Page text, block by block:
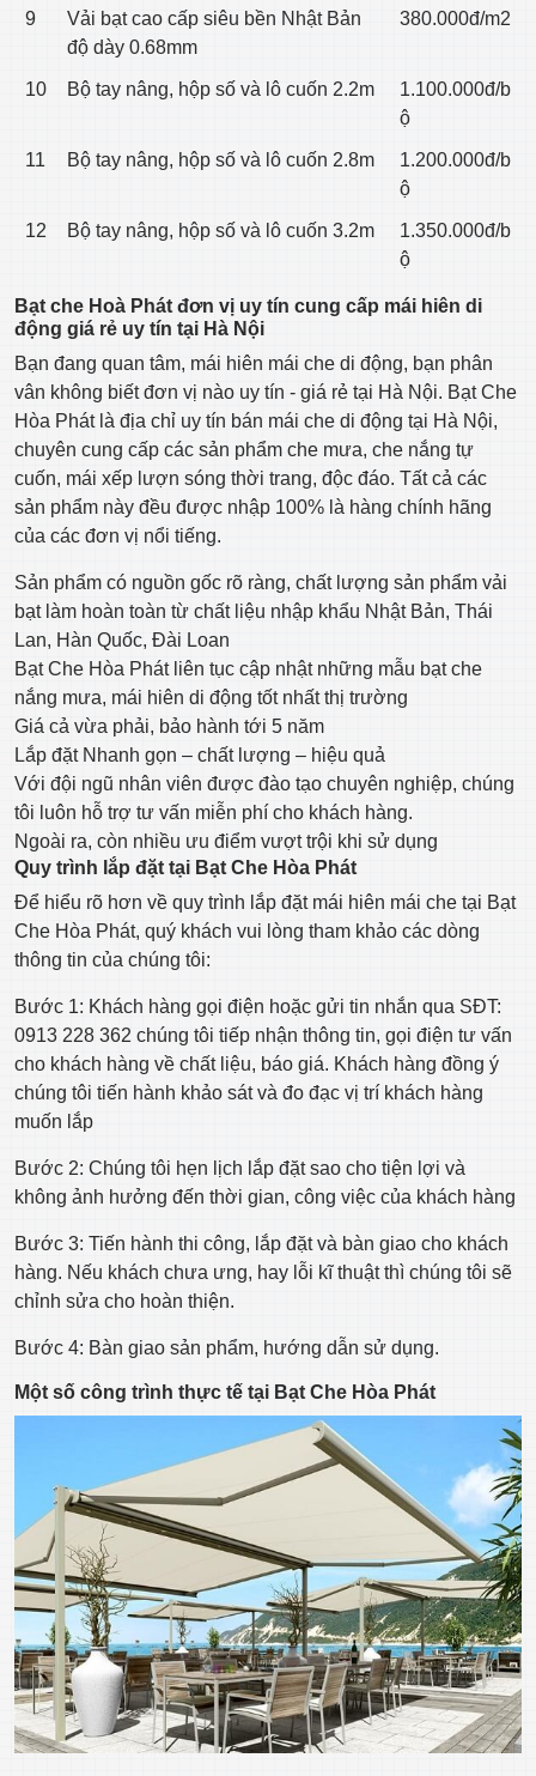
9
Vải bạt cao cấp siêu bền Nhật Bản
độ dày 0.68mm
380.000đ/m2
10 Bộ tay nâng, hộp số và lô cuốn 2.2m
1.100.000đ/b
ộ
11 Bộ tay nâng, hộp số và lô cuốn 2.8m
1.200.000đ/b
ộ
12 Bộ tay nâng, hộp số và lô cuốn 3.2m
1.350.000đ/b
ộ
Bạt che Hoà Phát đơn vị uy tín cung cấp mái hiên di
động giá rẻ uy tín tại Hà Nội
Bạn đang quan tâm, mái hiên mái che di động, bạn phân
vân không biết đơn vị nào uy tín - giá rẻ tại Hà Nội. Bạt Che
Hòa Phát là địa chỉ uy tín bán mái che di động tại Hà Nội,
chuyên cung cấp các sản phẩm che mưa, che nắng tự
cuốn, mái xếp lượn sóng thời trang, độc đáo. Tất cả các
sản phẩm này đều được nhập 100% là hàng chính hãng
của các đơn vị nổi tiếng.
Sản phẩm có nguồn gốc rõ ràng, chất lượng sản phẩm vải
bạt làm hoàn toàn từ chất liệu nhập khẩu Nhật Bản, Thái
Lan, Hàn Quốc, Đài Loan
Bạt Che Hòa Phát liên tục cập nhật những mẫu bạt che
nắng mưa, mái hiên di động tốt nhất thị trường
Giá cả vừa phải, bảo hành tới 5 năm
Lắp đặt Nhanh gọn – chất lượng – hiệu quả
Với đội ngũ nhân viên được đào tạo chuyên nghiệp, chúng
tôi luôn hỗ trợ tư vấn miễn phí cho khách hàng.
Ngoài ra, còn nhiều ưu điểm vượt trội khi sử dụng
Quy trình lắp đặt tại Bạt Che Hòa Phát
Để hiểu rõ hơn về quy trình lắp đặt mái hiên mái che tại Bạt
Che Hòa Phát, quý khách vui lòng tham khảo các dòng
thông tin của chúng tôi:
Bước 1: Khách hàng gọi điện hoặc gửi tin nhắn qua SĐT:
0913 228 362 chúng tôi tiếp nhận thông tin, gọi điện tư vấn
cho khách hàng về chất liệu, báo giá. Khách hàng đồng ý
chúng tôi tiến hành khảo sát và đo đạc vị trí khách hàng
muốn lắp
Bước 2: Chúng tôi hẹn lịch lắp đặt sao cho tiện lợi và
không ảnh hưởng đến thời gian, công việc của khách hàng
Bước 3: Tiến hành thi công, lắp đặt và bàn giao cho khách
hàng. Nếu khách chưa ưng, hay lỗi kĩ thuật thì chúng tôi sẽ
chỉnh sửa cho hoàn thiện.
Bước 4: Bàn giao sản phẩm, hướng dẫn sử dụng.
Một số công trình thực tế tại Bạt Che Hòa Phát